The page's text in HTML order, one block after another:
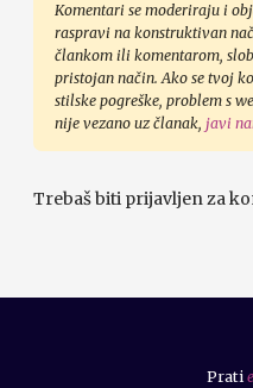
Komentari se moderiraju i
raspravi na konstruktivan
člankom ili komentarom,
pristojan način. Ako se tvoj
stilske pogreške, problem s
nije vezano uz članak, javi
Trebaš biti prijavljen za
Prati